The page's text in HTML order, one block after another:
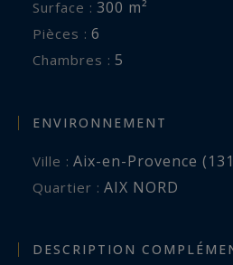
DPE B, GES A.
Cette villa moderne et
nature et proche de la ville,
exceptionnel, idéal pour une
N'hésitez pas à nous
d'informations ou pour
Surface : 300 m²
Pièces : 6
Chambres : 5
ENVIRONNEMENT
Ville : Aix-en-Provence
Quartier : AIX NORD
DESCRIPTION